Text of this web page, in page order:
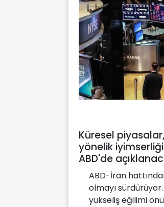
Küresel
yönelik
ABD'de
ABD-İran
olmayı
yükseliş eğilimi